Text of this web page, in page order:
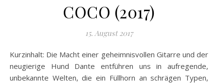
COCO (2017)
15. August 2017
Kurzinhalt: Die Macht einer geheimnisvollen Gitarre und der
neugierige Hund Dante entführen uns in aufregende,
unbekannte Welten, die ein Füllhorn an schrägen Typen,